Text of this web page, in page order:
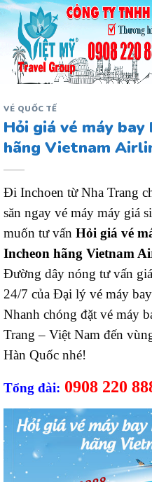
Bỏ
qua
dung
VÉ QUỐC TẾ
Hỏi giá vé máy bay
hãng Vietnam
Đi Inchoen từ Nha Trang
săn ngay vé máy máy giá
muốn tư vấn Hỏi giá vé
Incheon hãng Vietnam
Đường dây nóng tư vấn
24/7 của Đại lý vé máy
Nhanh chóng đặt vé máy
Trang – Việt Nam đến
Hàn Quốc nhé!
Tổng đài: 0908 220